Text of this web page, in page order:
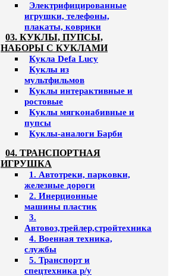
Электрифицированные
игрушки, телефоны,
плакаты, коврики
03. КУКЛЫ, ПУПСЫ,
НАБОРЫ С КУКЛАМИ
Кукла Defa Lucy
Куклы из
мультфильмов
Куклы интерактивные и
ростовые
Куклы мягконабивные и
пупсы
Куклы-аналоги Барби
04. ТРАНСПОРТНАЯ
ИГРУШКА
1. Автотреки, парковки,
железные дороги
2. Инерционные
машины пластик
3.
Автовоз,трейлер,стройтехника
4. Военная техника,
службы
5. Транспорт и
спецтехника р/у